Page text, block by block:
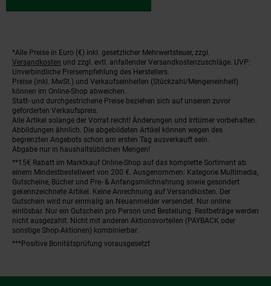
Fußnoten
*Alle Preise in Euro (€) inkl. gesetzlicher Mehrwertsteuer, zzgl.
Versandkosten und zzgl. evtl. anfallender Versandkostenzuschläge. UVP:
Unverbindliche Preisempfehlung des Herstellers.
Preise (inkl. MwSt.) und Verkaufseinheiten (Stückzahl/Mengeneinheit)
können im Online-Shop abweichen.
Statt- und durchgestrichene Preise beziehen sich auf unseren zuvor
geforderten Verkaufspreis.
Alle Artikel solange der Vorrat reicht! Änderungen und Irrtümer vorbehalten.
Abbildungen ähnlich. Die abgebildeten Artikel können wegen des
begrenzten Angebots schon am ersten Tag ausverkauft sein.
Abgabe nur in haushaltsüblichen Mengen!
**15€ Rabatt im Marktkauf Online-Shop auf das komplette Sortiment ab
einem Mindestbestellwert von 200 €. Ausgenommen: Kategorie Multimedia,
Gutscheine, Bücher und Pre- & Anfangsmilchnahrung sowie gesondert
gekennzeichnete Artikel. Keine Anrechnung auf Versandkosten. Der
Gutschein wird nur einmalig an Neuanmelder versendet. Nur online
einlösbar. Nur ein Gutschein pro Person und Bestellung. Restbeträge werden
nicht ausgezahlt. Nicht mit anderen Aktionsvorteilen (PAYBACK oder
sonstige Shop-Aktionen) kombinierbar.
***Positive Bonitätsprüfung vorausgesetzt